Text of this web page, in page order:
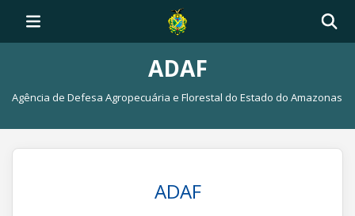
ADAF
Agência de Defesa Agropecuária e Florestal do Estado do Amazonas
ADAF